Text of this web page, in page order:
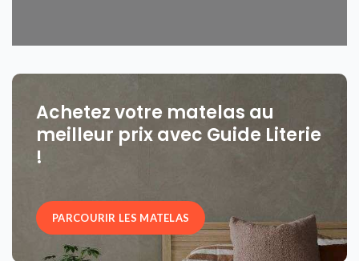
Achetez votre matelas au
meilleur prix avec Guide Literie
!
PARCOURIR LES MATELAS